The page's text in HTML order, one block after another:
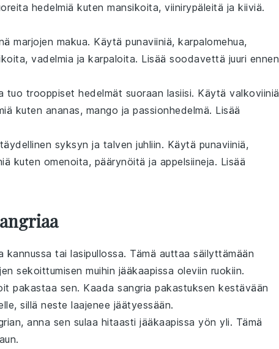
hedelmiä kuten mansikoita, viinirypäleitä ja kiiviä.
marjojen makua. Käytä punaviiniä, karpalomehua,
, vadelmia ja karpaloita. Lisää soodavettä juuri ennen
tuo trooppiset hedelmät suoraan lasiisi. Käytä valkoviiniä
kuten ananas, mango ja passionhedelmä. Lisää
syksyn ja talven juhliin. Käytä punaviiniä,
kuten omenoita, päärynöitä ja appelsiineja. Lisää
kannussa tai lasipullossa. Tämä auttaa säilyttämään
sekoittumisen muihin jääkaapissa oleviin ruokiin.
pakastaa sen. Kaada sangria pakastuksen kestävään
sillä neste laajenee jäätyessään.
, anna sen sulaa hitaasti jääkaapissa yön yli. Tämä